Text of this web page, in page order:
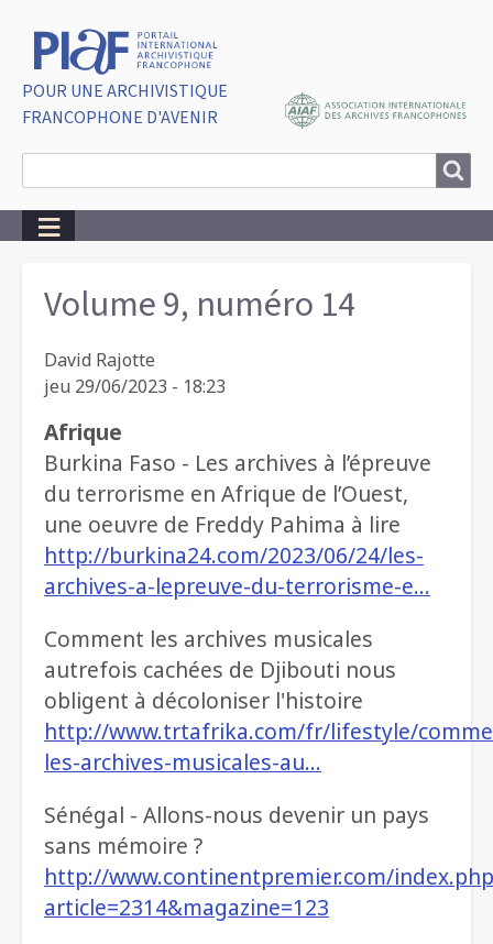
POUR UNE ARCHIVISTIQUE
FRANCOPHONE D'AVENIR
Volume 9, numéro 14
David Rajotte
jeu 29/06/2023 - 18:23
Afrique
Burkina Faso - Les archives à l’épreuve
du terrorisme en Afrique de l’Ouest,
une oeuvre de Freddy Pahima à lire
http://burkina24.com/2023/06/24/les-
archives-a-lepreuve-du-terrorisme-e…
Comment les archives musicales
autrefois cachées de Djibouti nous
obligent à décoloniser l'histoire
http://www.trtafrika.com/fr/lifestyle/
les-archives-musicales-au…
Sénégal - Allons-nous devenir un pays
sans mémoire ?
http://www.continentpremier.com/
article=2314&magazine=123